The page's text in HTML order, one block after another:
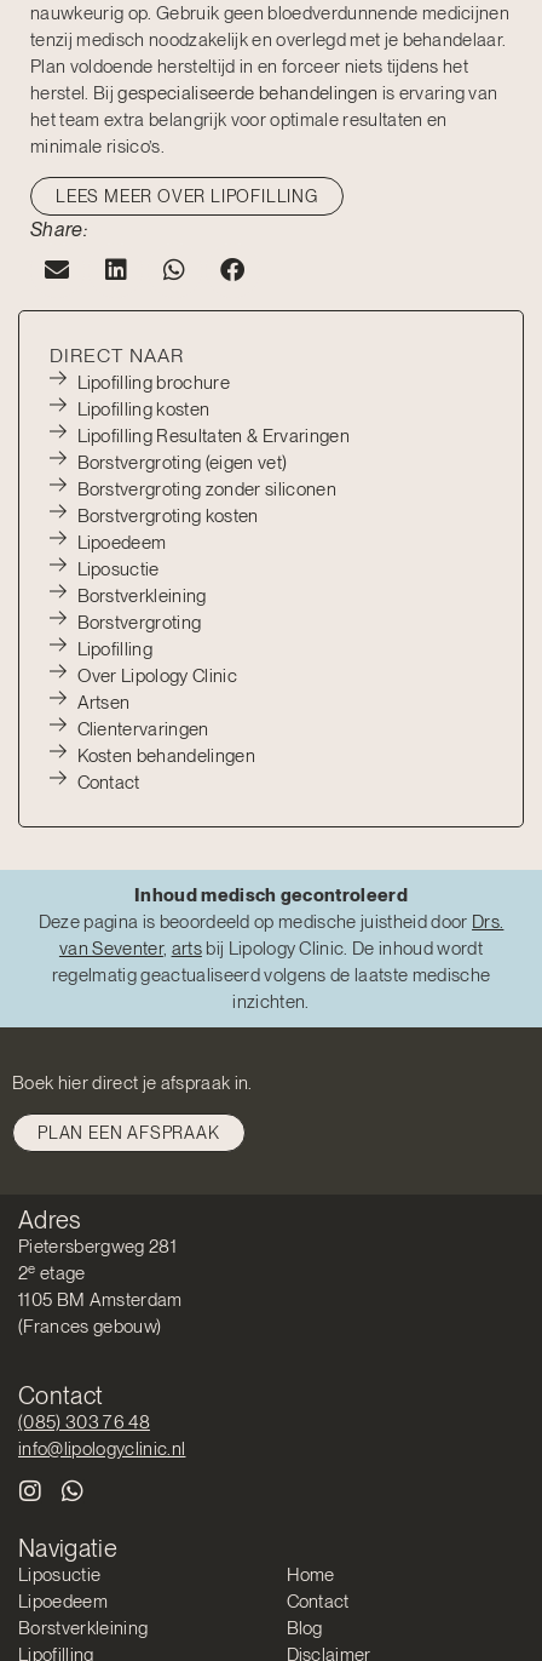
nauwkeurig op. Gebruik geen bloedverdunnende medicijnen
tenzij medisch noodzakelijk en overlegd met je behandelaar.
Plan voldoende hersteltijd in en forceer niets tijdens het
herstel. Bijgespecialiseerde behandelingen is ervaring van
het team extra belangrijk voor optimale resultaten en
minimale risico’s.
LEES MEER OVER LIPOFILLING
Share:
DIRECT NAAR
Lipofilling brochure
Lipofilling kosten
Lipofilling Resultaten & Ervaringen
Borstvergroting (eigen vet)
Borstvergroting zonder siliconen
Borstvergroting kosten
Lipoedeem
Liposuctie
Borstverkleining
Borstvergroting
Lipofilling
Over Lipology Clinic
Artsen
Clientervaringen
Kosten behandelingen
Contact
Inhoud medisch gecontroleerd
Deze pagina is beoordeeld op medische juistheid door Drs.
van Seventer, artsbij Lipology Clinic. De inhoud wordt
regelmatig geactualiseerd volgens de laatste medische
inzichten.
Navigatie
Liposuctie
Lipoedeem
Borstverkleining
Lipofilling
Home
Contact
Blog
Disclaimer
Boek hier direct je afspraak in.
PLAN EEN AFSPRAAK
Adres
Pietersbergweg 281
2e etage
1105 BM Amsterdam
(Frances gebouw)
Contact
(085) 303 76 48
info@lipologyclinic.nl